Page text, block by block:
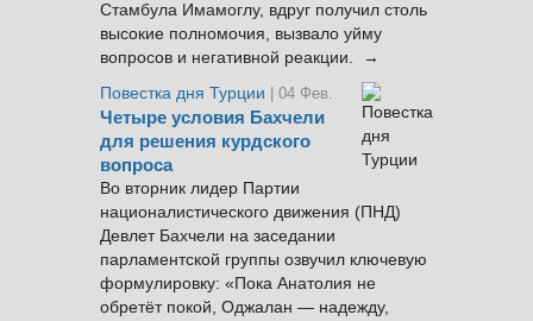
Стамбула Имамоглу, вдруг получил столь
высокие полномочия, вызвало уйму
вопросов и негативной реакции. →
Повестка дня Турции
| 04 Фев.
Четыре условия Бахчели
для решения курдского
вопроса
Во вторник лидер Партии
националистического движения (ПНД)
Девлет Бахчели на заседании
парламентской группы озвучил ключевую
формулировку: «Пока Анатолия не
обретёт покой, Оджалан — надежду,